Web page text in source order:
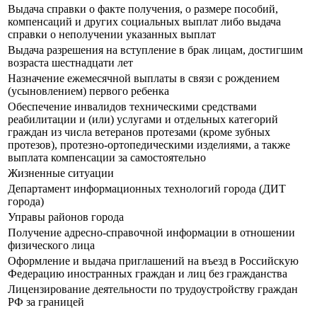
Выдача справки о факте получения, о размере пособий,
компенсаций и других социальных выплат либо выдача
справки о неполучении указанных выплат
Выдача разрешения на вступление в брак лицам, достигшим
возраста шестнадцати лет
Назначение ежемесячной выплаты в связи с рождением
(усыновлением) первого ребенка
Обеспечение инвалидов техническими средствами
реабилитации и (или) услугами и отдельных категорий
граждан из числа ветеранов протезами (кроме зубных
протезов), протезно-ортопедическими изделиями, а также
выплата компенсации за самостоятельно
Жизненные ситуации
Департамент информационных технологий города (ДИТ
города)
Управы районов города
Получение адресно-справочной информации в отношении
физического лица
Оформление и выдача приглашений на въезд в Российскую
Федерацию иностранных граждан и лиц без гражданства
Лицензирование деятельности по трудоустройству граждан
РФ за границей